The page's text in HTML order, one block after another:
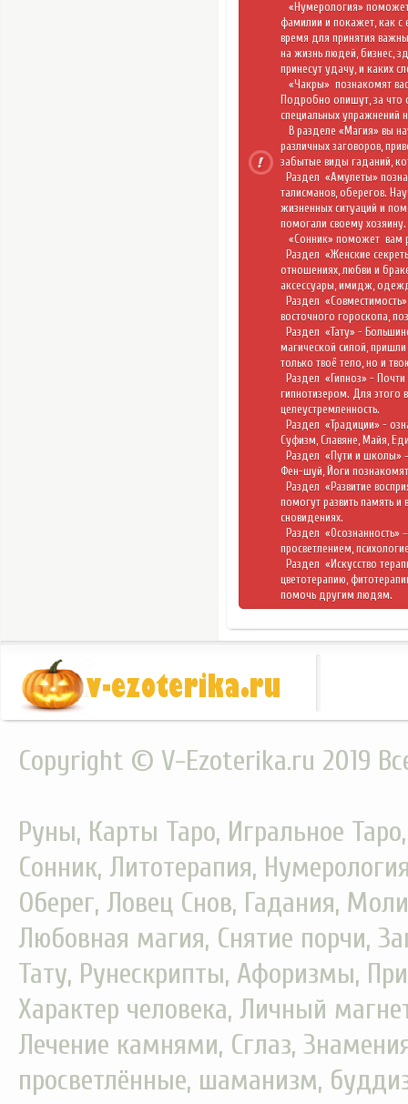
« Нумерология»
фамилии и покажет, как с
время для принятия
на жизнь людей, бизнес,
принесут удачу, и каких
«Чакры» познакомят
Подробно опишут, за что
специальных упражнений
В разделе «Магия» вы
различных заговоров,
забытые виды гаданий,
Раздел «Амулеты»
талисманов, оберегов.
жизненных ситуаций и
помогали своему хозяину.
«Сонник» поможет вам
Раздел «Женские
отношениях, любви и
аксессуары, имидж,
Раздел
восточного гороскопа,
Раздел «Тату» -
магической силой,
только твоё тело, но и
Раздел «Гипноз» - Почти
гипнотизером. Для этого
целеустремленность.
Раздел «Традиции» -
Суфизм, Славяне, Майя,
Раздел «Пути и школы»
Фен-шуй, Йоги
Раздел «Развитие
помогут развить память и
сновидениях.
Раздел «Осознанность»
просветлением,
Раздел «Искусство
цветотерапию,
помочь другим людям.
Copyright © V-Ezoterika.ru 2019
Руны, Карты Таро, Игральное
Сонник, Литотерапия,
Оберег, Ловец Снов, Гадания,
Любовная магия, Снятие порчи,
Тату, Рунескрипты, Афоризмы,
Характер человека, Личный
Лечение камнями, Сглаз,
просветлённые, шаманизм,